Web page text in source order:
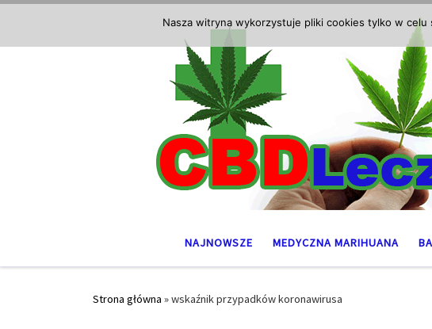
NAJNOWSZE MEDYCZNA MARIHUANA
Strona główna »wskaźnik przypadków koronawirusa
Nasza witryna wykorzystuje pliki cookies tylko w